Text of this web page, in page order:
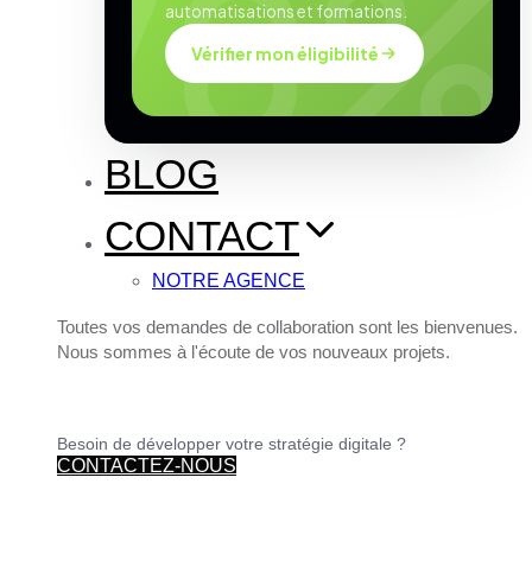
automatisations et formations.
Vérifier mon éligibilité
BLOG
CONTACT
NOTRE AGENCE
Toutes vos demandes de collaboration sont les bienvenues.
Nous sommes à l'écoute de vos nouveaux projets.
Besoin de développer votre stratégie digitale ?
CONTACTEZ-NOUS